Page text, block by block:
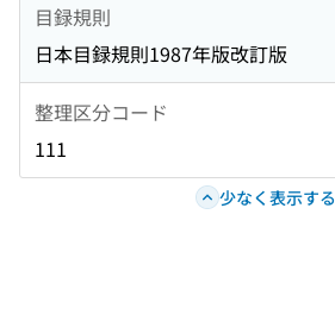
目録規則
日本目録規則1987年版改訂版
整理区分コード
111
少なく表示する